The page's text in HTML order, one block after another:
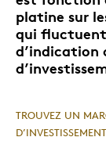
platine sur
qui
d’indication
TROUVEZ UN